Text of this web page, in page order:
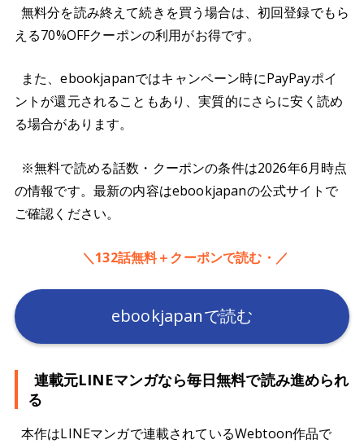
無料分を読み終えて続きを買う場合は、初回登録でもら
える70%OFFクーポンの利用がお得です。
また、ebookjapanではキャンペーン時にPayPayポイ
ントが還元されることもあり、実質的にさらに安く読め
る場合があります。
※無料で読める話数・クーポンの条件は2026年6月時点
の情報です。最新の内容はebookjapanの公式サイトで
ご確認ください。
＼132話無料＋クーポンで読む・／
ebookjapanで読む
連載元LINEマンガなら毎日無料で読み進められ
る
本作はLINEマンガで連載されているWebtoon作品で